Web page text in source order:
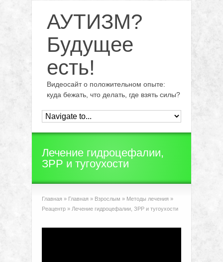
АУТИЗМ?
Будущее
есть!
Видеосайт о положительном опыте:
куда бежать, что делать, где взять силы?
Лечение гидроцефалии,
ЗРР и тугоухости
Главная » Главная » Взрослым » Методы лечения »
Реацентр » Лечение гидроцефалии, ЗРР и тугоухости